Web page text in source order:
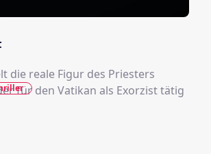
die reale Figur des Priesters
für den Vatikan als Exorzist tätig